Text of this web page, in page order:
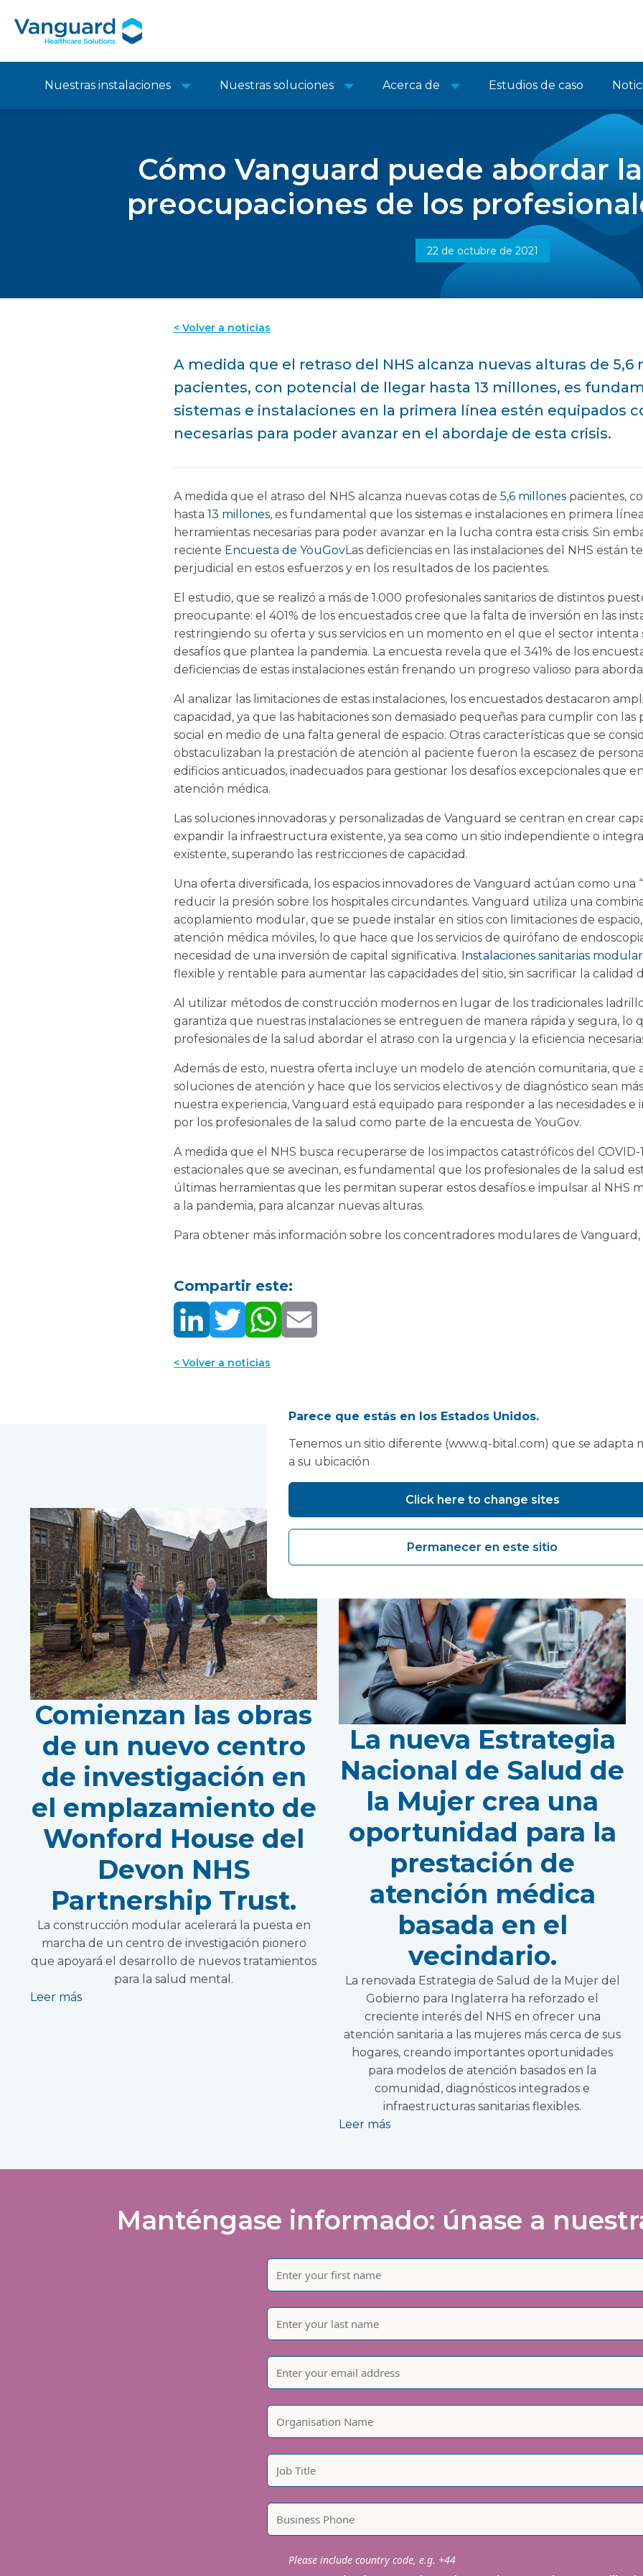
Nuestras instalaciones Nuestras soluciones Acerca de Estudios de caso
Cómo Vanguard puede abordar
preocupaciones de los
22 de octubre de 2021
< Volver a noticias
A medida que el retraso del NHS alcanza nuevas alturas de 5,6
pacientes, con potencial de llegar hasta 13 millones, es
sistemas e instalaciones en la primera línea estén equipados
necesarias para poder avanzar en el abordaje de esta crisis.
A medida que el atraso del NHS alcanza nuevas cotas de 5,6 millones pacientes,
hasta 13 millones, es fundamental que los sistemas e instalaciones en primera
herramientas necesarias para poder avanzar en la lucha contra esta crisis. Sin
reciente Encuesta de YouGovLas deficiencias en las instalaciones del NHS están
perjudicial en estos esfuerzos y en los resultados de los pacientes.
El estudio, que se realizó a más de 1.000 profesionales sanitarios de distintos
preocupante: el 401% de los encuestados cree que la falta de inversión en las
restringiendo su oferta y sus servicios en un momento en el que el sector intenta
desafíos que plantea la pandemia. La encuesta revela que el 341% de los
deficiencias de estas instalaciones están frenando un progreso valioso para
Al analizar las limitaciones de estas instalaciones, los encuestados destacaron
capacidad, ya que las habitaciones son demasiado pequeñas para cumplir con
social en medio de una falta general de espacio. Otras características que se
obstaculizaban la prestación de atención al paciente fueron la escasez de
edificios anticuados, inadecuados para gestionar los desafíos excepcionales que
atención médica.
Las soluciones innovadoras y personalizadas de Vanguard se centran en crear
expandir la infraestructura existente, ya sea como un sitio independiente o
existente, superando las restricciones de capacidad.
Una oferta diversificada, los espacios innovadores de Vanguard actúan como una
reducir la presión sobre los hospitales circundantes. Vanguard utiliza una
acoplamiento modular, que se puede instalar en sitios con limitaciones de
atención médica móviles, lo que hace que los servicios de quirófano de
necesidad de una inversión de capital significativa. Instalaciones sanitarias
flexible y rentable para aumentar las capacidades del sitio, sin sacrificar la calidad
Al utilizar métodos de construcción modernos en lugar de los tradicionales
garantiza que nuestras instalaciones se entreguen de manera rápida y segura, lo
profesionales de la salud abordar el atraso con la urgencia y la eficiencia
Además de esto, nuestra oferta incluye un modelo de atención comunitaria, que
soluciones de atención y hace que los servicios electivos y de diagnóstico sean más
nuestra experiencia, Vanguard está equipado para responder a las necesidades
por los profesionales de la salud como parte de la encuesta de YouGov.
A medida que el NHS busca recuperarse de los impactos catastróficos del COVID-
estacionales que se avecinan, es fundamental que los profesionales de la salud
últimas herramientas que les permitan superar estos desafíos e impulsar al NHS
a la pandemia, para alcanzar nuevas alturas.
Para obtener más información sobre los concentradores modulares de Vanguard,
Compartir este:
< Volver a noticias
También te puede
Comienzan las obras
de un nuevo centro
de investigación en
el emplazamiento de
Wonford House del
Devon NHS
Partnership Trust.
La construcción modular acelerará la puesta en
marcha de un centro de investigación pionero
que apoyará el desarrollo de nuevos tratamientos
para la salud mental.
Leer más
La nueva Estrategia
Nacional de Salud de
la Mujer crea una
oportunidad para la
prestación de
atención médica
basada en el
vecindario.
La renovada Estrategia de Salud de la Mujer del
Gobierno para Inglaterra ha reforzado el
creciente interés del NHS en ofrecer una
atención sanitaria a las mujeres más cerca de sus
hogares, creando importantes oportunidades
para modelos de atención basados en la
comunidad, diagnósticos integrados e
infraestructuras sanitarias flexibles.
Leer más
Manténgase informado: únase a
Please include country code, e.g. +44
Parece que estás en los Estados Unidos.
Tenemos un sitio diferente (www.q-bital.com) que se adapta
a su ubicación
Click here to change sites
Permanecer en este sitio